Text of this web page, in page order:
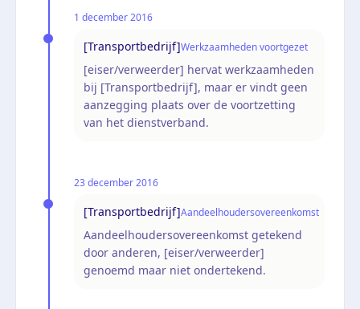
1 december 2016
[Transportbedrijf]Werkzaamheden voortgezet
[eiser/verweerder] hervat werkzaamheden
bij [Transportbedrijf], maar er vindt geen
aanzegging plaats over de voortzetting
van het dienstverband.
23 december 2016
[Transportbedrijf]Aandeelhoudersovereenkomst
Aandeelhoudersovereenkomst getekend
door anderen, [eiser/verweerder]
genoemd maar niet ondertekend.